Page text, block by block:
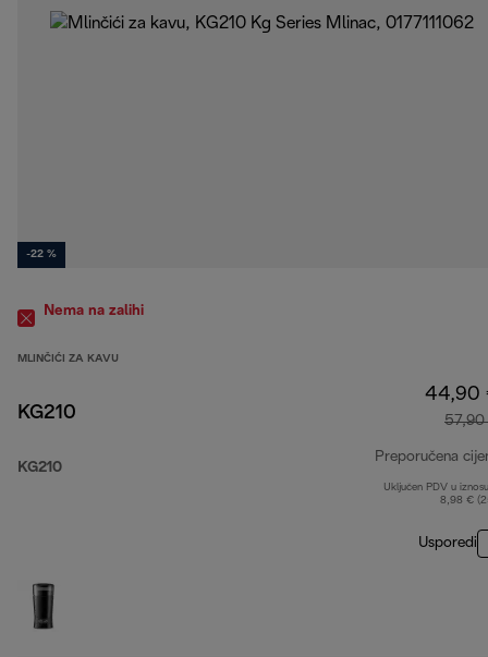
-22 %
Nema na zalihi
MLINČIĆI ZA KAVU
KG210
KG210
44,90
Preporučena
Uključen PDV u
8,98 €
Usporedi